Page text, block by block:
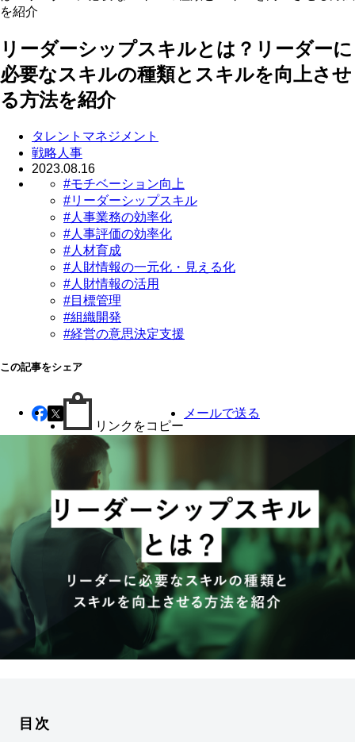
を紹介
リーダーシップスキルとは？リーダーに
必要なスキルの種類とスキルを向上させ
る方法を紹介
タレントマネジメント
戦略人事
2023.08.16
#モチベーション向上
#リーダーシップスキル
#人事業務の効率化
#人事評価の効率化
#人材育成
#人財情報の一元化・見える化
#人財情報の活用
#目標管理
#組織開発
#経営の意思決定支援
この記事をシェア
リンクをコピー
メールで送る
目次